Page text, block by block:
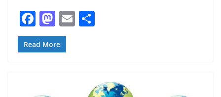
F
a
c
M
a
st
E
Read More